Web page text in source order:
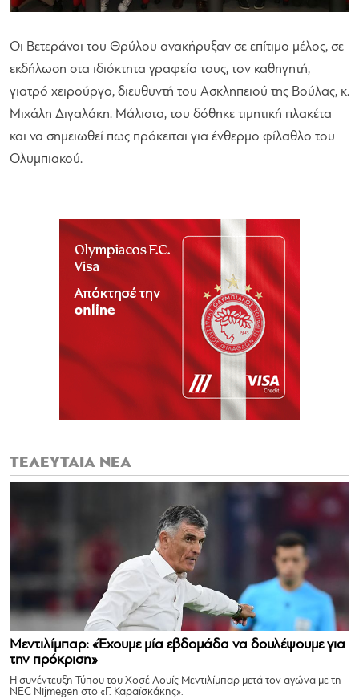
Οι Βετεράνοι του Θρύλου ανακήρυξαν σε επίτιμο μέλος, σε
εκδήλωση στα ιδιόκτητα γραφεία τους, τον καθηγητή,
γιατρό χειρούργο, διευθυντή του Ασκληπειού της Βούλας, κ.
Μιχάλη Διγαλάκη. Μάλιστα, του δόθηκε τιμητική πλακέτα
και να σημειωθεί πως πρόκειται για ένθερμο φίλαθλο του
Ολυμπιακού.
ΤΕΛΕΥΤΑΙΑ ΝΕΑ
Μεντιλίμπαρ: «Έχουμε μία εβδομάδα να δουλέψουμε για
την πρόκριση»
Η συνέντευξη Τύπου του Χοσέ Λουίς Μεντιλίμπαρ μετά τον αγώνα με τη
NEC Nijmegen στο «Γ. Καραϊσκάκης».